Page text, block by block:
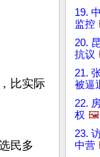
比实际
民多
19.
监控
20.
抗议
21.
被逼
22.
权 🖼️
23.
中营